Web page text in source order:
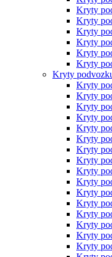
Kryty
Kryty
Kryty
Kryty
Kryty
Kryty
Kryty
Kryty
Kryty
Kryty
Kryty
Kryty
Kryty
Kryty
Kryty
Kryty
Kryty
Kryty
Kryty
Kryty
Kryty
Kryty
Kryty